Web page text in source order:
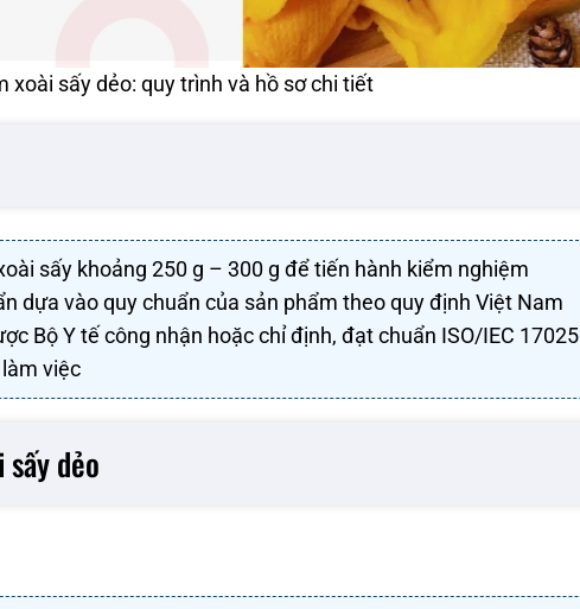
xoài sấy dẻo: quy trình và hồ sơ chi tiết
sấy khoảng 250 g – 300 g để tiến hành kiểm nghiệm
dựa vào quy chuẩn của sản phẩm theo quy định Việt Nam
Bộ Y tế công nhận hoặc chỉ định, đạt chuẩn ISO/IEC 17025
việc
dẻo